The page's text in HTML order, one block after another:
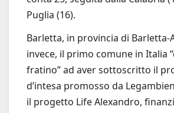
Puglia (16).
Barletta, in provincia di Barletta-
invece, il primo comune in Italia
fratino” ad aver sottoscritto il
d’intesa promosso da
il progetto Life Alexandro,